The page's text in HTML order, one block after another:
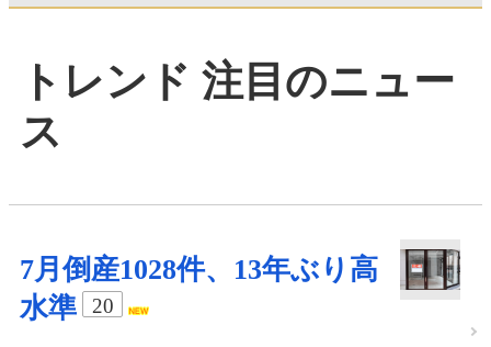
トレンド 注目のニュー
ス
7月倒産1028件、13年ぶり高
水準
20